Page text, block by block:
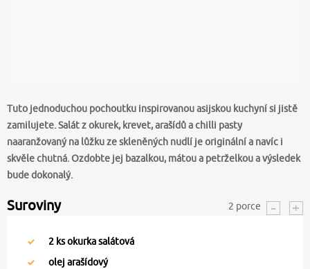
Tuto jednoduchou pochoutku inspirovanou asijskou kuchyní si jistě
zamilujete. Salát z okurek, krevet, arašídů a chilli pasty
naaranžovaný na lůžku ze skleněných nudlí je originální a navíc i
skvěle chutná. Ozdobte jej bazalkou, mátou a petrželkou a výsledek
bude dokonalý.
Suroviny 2 porce
2 ks okurka salátová
olej arašídový